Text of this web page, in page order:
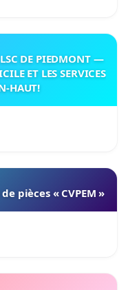
DE PIEDMONT —
ET LES SERVICES
HAUT!
pièces « CVPEM »